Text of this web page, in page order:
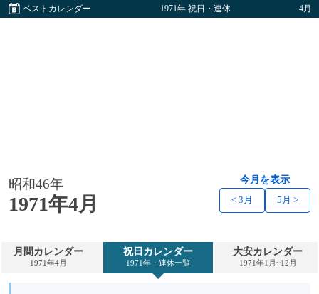
ベストカレンダー 1971年 祝日・連休 4月
昭和46年
1971年4月
今月を表示
< 3月 5月 >
月間カレンダー
1971年4月
祝日カレンダー
1971年・連休一覧
大安カレンダー
1971年1月~12月